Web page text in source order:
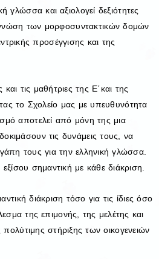
γλώσσα και αξιολογεί δεξιότητες
των μορφοσυντακτικών δομών
προσέγγισης και της
τις μαθήτριες της Ε΄και της
το Σχολείο μας με υπευθυνότητα
αποτελεί από μόνη της μια
τις δυνάμεις τους, να
τους για την ελληνική γλώσσα.
σημαντική με κάθε διάκριση.
διάκριση τόσο για τις ίδιες όσο
της επιμονής, της μελέτης και
στήριξης των οικογενειών